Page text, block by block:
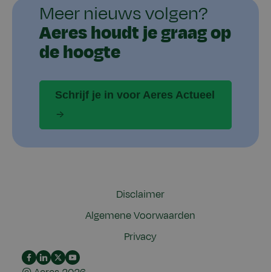
Meer nieuws volgen?
Aeres houdt je graag op
de hoogte
Schrijf je in voor Aeres Actueel
Disclaimer
Algemene Voorwaarden
Privacy
AeresAeresAeres
Aeres